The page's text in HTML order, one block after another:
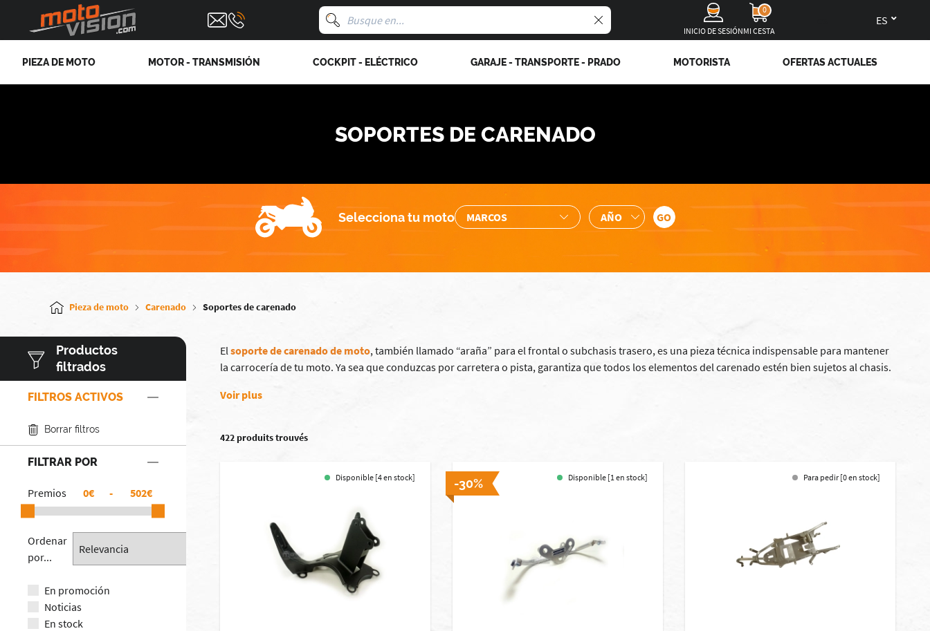
INICIO DE SESIÓN
0
MI CESTA
PIEZA DE MOTO MOTOR - TRANSMISIÓN COCKPIT - ELÉCTRICO GARAJE - TRANSPORTE - PRADO MOTORISTA OFERTAS ACTUALES
SOPORTES DE CARENADO
Selecciona tu moto
Pieza de moto Carenado Soportes de carenado
Productos
filtrados
FILTROS ACTIVOS
Borrar filtros
FILTRAR POR
Premios € - €
Ordenar
por...
En promoción
Noticias
En stock
Elsoporte de carenado de moto, también llamado “araña” para el frontal o subchasis trasero, es una pieza técnica indispensable para mantener
la carrocería de tu moto. Ya sea que conduzcas por carretera o pista, garantiza que todos los elementos del carenado estén bien sujetos al chasis.
Voir plus
422 produits trouvés
Disponible [4 en stock] -30% Disponible [1 en stock] Para pedir [0 en stock]